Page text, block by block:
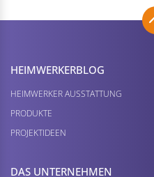
HEIMWERKER­BLOG
HEIMWERKER AUSSTATTUNG
PRODUKTE
PROJEKTIDEEN
DAS UNTERNEHMEN